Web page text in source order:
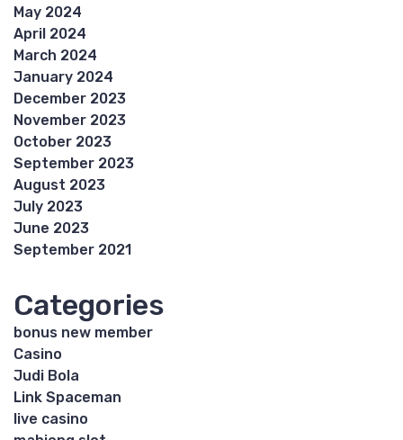
May 2024
April 2024
March 2024
January 2024
December 2023
November 2023
October 2023
September 2023
August 2023
July 2023
June 2023
September 2021
Categories
bonus new member
Casino
Judi Bola
Link Spaceman
live casino